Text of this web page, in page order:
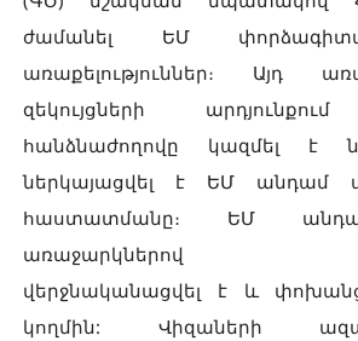
ժամանել ԵՄ
առաքելություններ։ Այդ
զեկույցների
հանձնաժողովը կազմել է
ներկայացվել է ԵՄ անդամ
հաստատմանը։ ԵՄ
առաջարկներով
վերջնականացվել է և
կողմին: Վիզաների